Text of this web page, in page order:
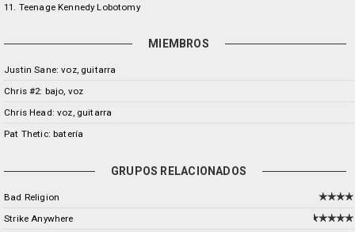
11. Teenage Kennedy Lobotomy
MIEMBROS
Justin Sane: voz, guitarra
Chris #2: bajo, voz
Chris Head: voz, guitarra
Pat Thetic: batería
GRUPOS RELACIONADOS
Bad Religion
Strike Anywhere